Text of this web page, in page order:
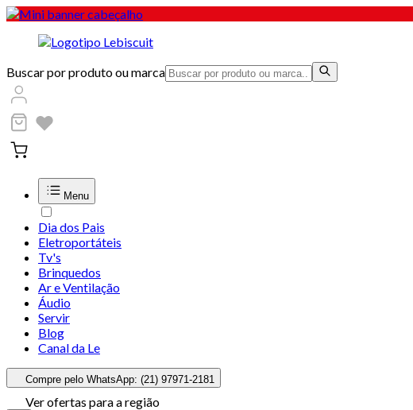
Buscar por produto ou marca
Menu
Dia dos Pais
Eletroportáteis
Tv's
Brinquedos
Ar e Ventilação
Áudio
Servir
Blog
Canal da Le
Compre pelo WhatsApp: (21) 97971-2181
Ver ofertas para a região